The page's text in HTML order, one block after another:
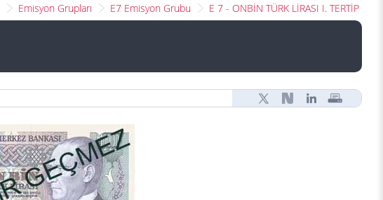
Emisyon Grupları E7 Emisyon Grubu E 7 - ONBİN TÜRK LİRASI I. TERTİP